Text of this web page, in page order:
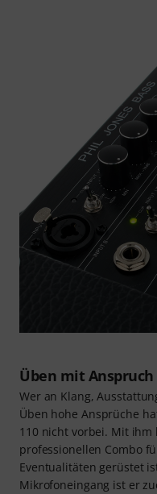
Üben mit Anspruch
Wer an Klang,
Üben hohe Ansprüche
110 nicht vorbei. Mit ihm
professionellen Combo
Eventualitäten gerüstet
Mikrofoneingang ist er